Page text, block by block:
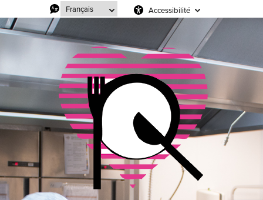
Accessibilité